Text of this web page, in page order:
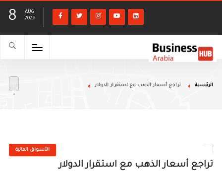
8
AUG
2026
الرئيسية تراجع أسعار الذهب مع استقرار الدولار
الأسواق المالية
تراجع أسعار الذهب مع استقرار الدولار